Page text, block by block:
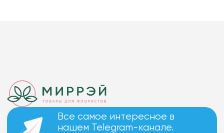
Все самое интересное в
нашем Telegram-канале.